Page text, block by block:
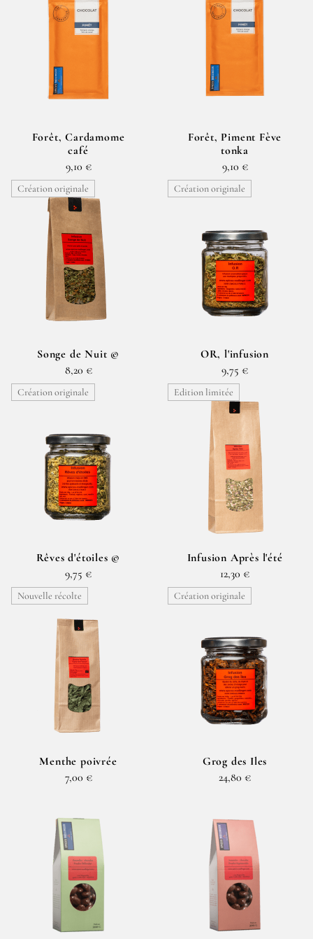
Forêt, Cardamome
café
9,10 €
Forêt, Piment Fève
tonka
9,10 €
Création originale
Songe de Nuit ©
8,20 €
Création originale
OR, l'infusion
9,75 €
Création originale
Rêves d'étoiles ©
9,75 €
Edition limitée
Infusion Après l'été
12,30 €
Nouvelle récolte
Menthe poivrée
7,00 €
Création originale
Grog des Iles
24,80 €